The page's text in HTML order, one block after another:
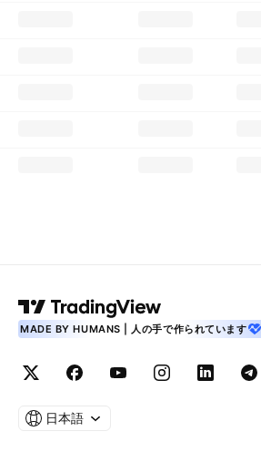
MADE BY HUMANS | 人の手で作られています
日本語